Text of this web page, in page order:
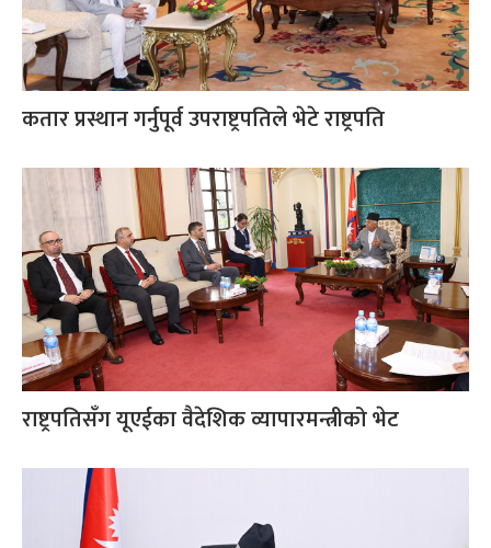
कतार प्रस्थान गर्नुपूर्व उपराष्ट्रपतिले भेटे राष्ट्रपति
राष्ट्रपतिसँग यूएईका वैदेशिक व्यापारमन्त्रीको भेट